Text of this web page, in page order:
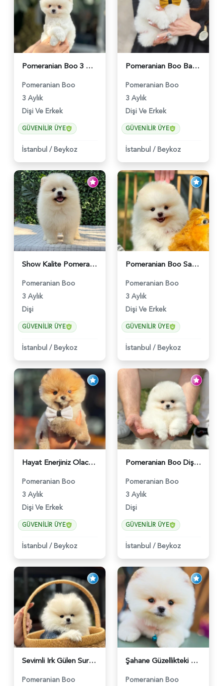
Pomeranian Boo 3 Aylık Bebişlerimiz - 6037
Pomeranian Boo
3 Aylık
Dişi Ve Erkek
GÜVENILIR ÜYE
İstanbul / Beykoz
Pomeranian Boo Baby Face Yavrularımız - 6023
Pomeranian Boo
3 Aylık
Dişi Ve Erkek
GÜVENILIR ÜYE
İstanbul / Beykoz
Show Kalite Pomeranian Boo Yavrusu | Teddy Face | Sağlık Garantili - 6175
Pomeranian Boo
3 Aylık
Dişi
GÜVENILIR ÜYE
İstanbul / Beykoz
Pomeranian Boo Safkan Yavrularımız - 6031
Pomeranian Boo
3 Aylık
Dişi Ve Erkek
GÜVENILIR ÜYE
İstanbul / Beykoz
Hayat Enerjiniz Olacak Pomeranian Boo Bebekler - 6033
Pomeranian Boo
3 Aylık
Dişi Ve Erkek
GÜVENILIR ÜYE
İstanbul / Beykoz
Pomeranian Boo Dişi 3 Aylık Safkan Güzelliğimiz - 6026
Pomeranian Boo
3 Aylık
Dişi
GÜVENILIR ÜYE
İstanbul / Beykoz
Sevimli Irk Gülen Surat Pomeranian Boo - 6038
Pomeranian Boo
Şahane Güzellikteki Pomeranian Boo Bebekler - 6028
Pomeranian Boo